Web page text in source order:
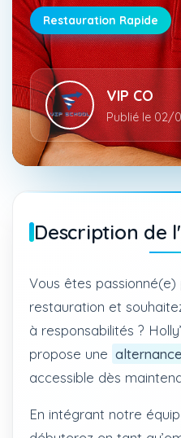
Restauration Rapide
VIP CO
Publié le 02/
Description de
Vous êtes passionné(e)
restauration et
à responsabilités ?
propose une alternance
accessible dès
En intégrant notre